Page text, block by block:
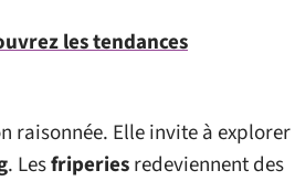
les tendances
raisonnée. Elle invite à explorer
. Lesfriperiesredeviennent des